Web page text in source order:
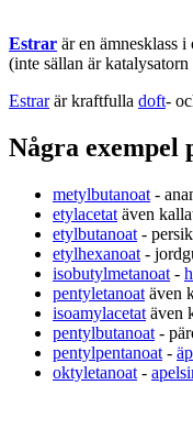
Estrar är en ämnesklass
(inte sällan är katalysatorn
Estrarär kraftfulla doft-
Några exempel
metylbutanoat -
etylacetat även
etylbutanoat -
etylhexanoat -
isobutylmetanoat -
pentyletanoat även
isoamylacetat även
pentylbutanoat -
pentylpentanoat -
oktyletanoat -